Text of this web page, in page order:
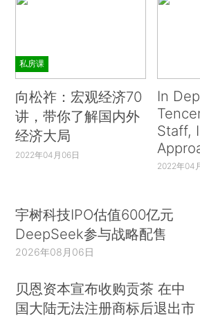
私房课
向松祚：宏观经济70
讲，带你了解国内外
经济大局
2022年04月06日
In
Staff,
2022年04
宇树科技IPO估值600亿元
DeepSeek参与战略配售
2026年08月06日
贝恩资本宣布收购贡茶 在中
国大陆无法注册商标后退出市